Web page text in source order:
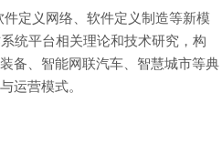
定义网络、软件定义制造等新模
统平台相关理论和技术研究，构
备、智能网联汽车、智慧城市等典
运营模式。